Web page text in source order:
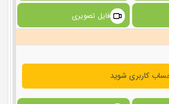
فایل تصویری
حساب کاربری شوید